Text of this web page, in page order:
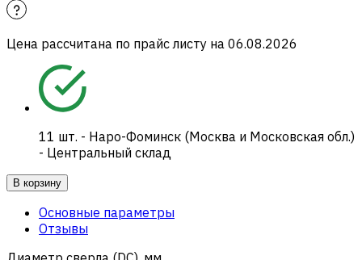
Цена рассчитана по прайс листу на 06.08.2026
11 шт. - Наро-Фоминск (Москва и Московская обл.)
- Центральный склад
В корзину
Основные параметры
Отзывы